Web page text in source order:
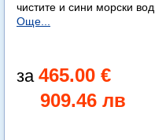
чистите и сини морски
Още...
465.00 €
909.46 лв